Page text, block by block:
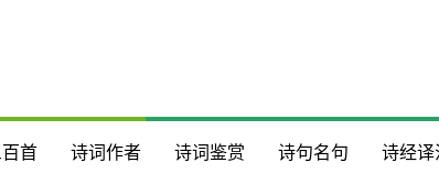
首 诗词作者 诗词鉴赏 诗句名句 诗经译